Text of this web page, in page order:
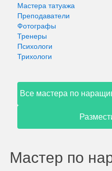
Мастера татуажа
Преподаватели
Фотографы
Тренеры
Психологи
Трихологи
Все мастера по
Мастер по